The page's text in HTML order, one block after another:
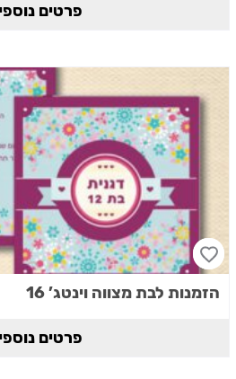
פרטים
הזמנות לבת מצווה וינטג’ 16
פרטים